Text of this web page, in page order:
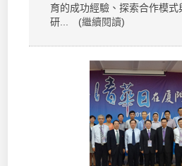
育的成功經驗、探索合作模式
研... (繼續閱讀)